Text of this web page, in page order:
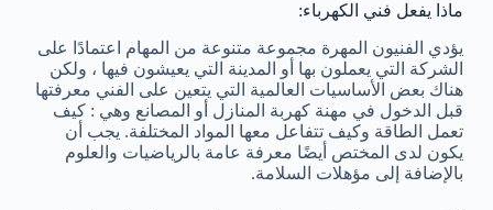
ماذا يفعل فني الكهرباء:
يؤدي الفنيون المهرة مجموعة متنوعة من المهام اعتمادًا على
الشركة التي يعملون بها أو المدينة التي يعيشون فيها ، ولكن
هناك بعض الأساسيات العالمية التي يتعين على الفني معرفتها
قبل الدخول في مهنة كهربة المنازل أو المصانع وهي : كيف
تعمل الطاقة وكيف تتفاعل معها المواد المختلفة. يجب أن
يكون لدى المختص أيضًا معرفة عامة بالرياضيات والعلوم
بالإضافة إلى مؤهلات السلامة.